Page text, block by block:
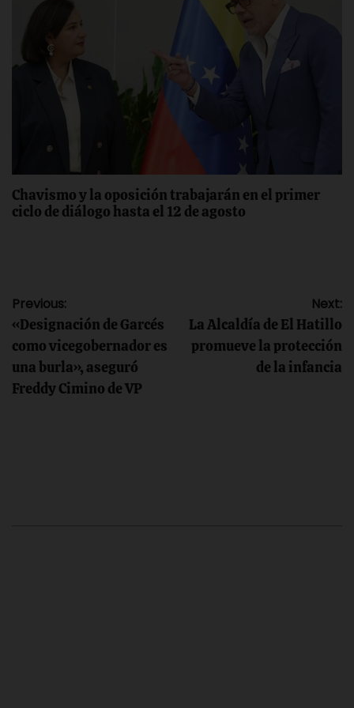
Chavismo y la oposición trabajarán en el primer
ciclo de diálogo hasta el 12 de agosto
Navegación
de
entradas
Previous:
«Designación de Garcés
como vicegobernador es
una burla», aseguró
Freddy Cimino de VP
Next:
La Alcaldía de El Hatillo
promueve la protección
de la infancia